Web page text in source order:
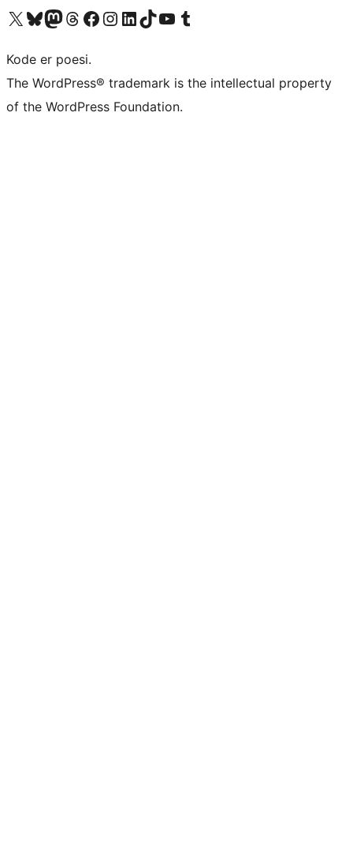
Besøk vår konto på X Visit our Bluesky account
Besøk vår Mastodon-konto
Visit our Threads account
Besøk vår Facebook-sideBesøk vår Instagram-konto
Besøk vår LinkedIn-konto
Visit our TikTok account
Visit our YouTube channel
Visit our Tumblr account
Kode er poesi.
The WordPress® trademark is the intellectual property
of the WordPress Foundation.